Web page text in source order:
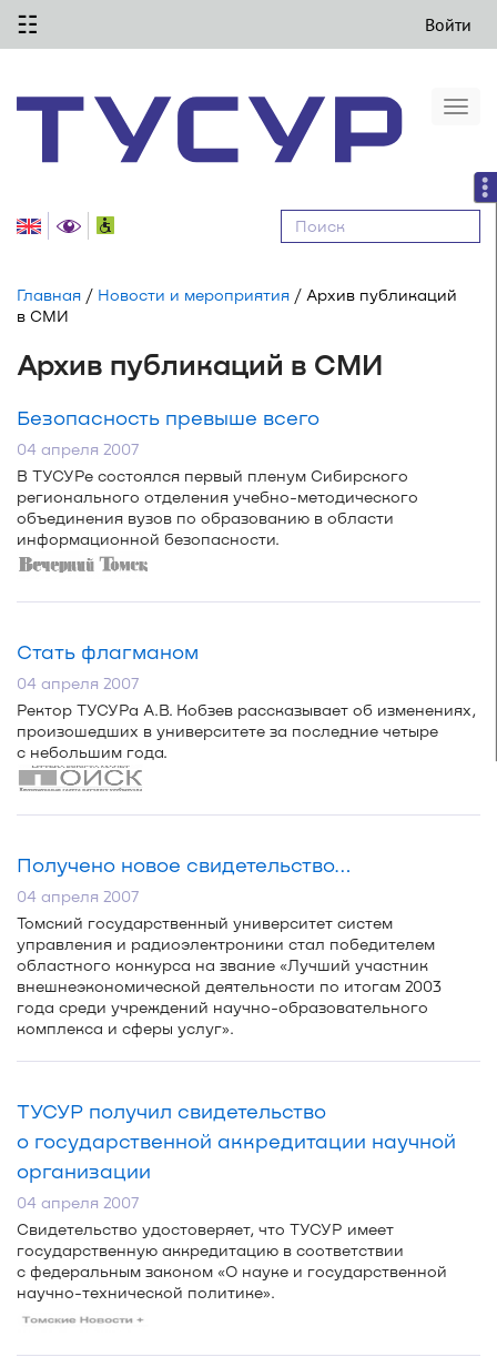
☷ Войти
Главная / Новости и мероприятия / Архив публикаций
в СМИ
Архив публикаций в СМИ
Безопасность превыше всего
04 апреля 2007
В ТУСУРе состоялся первый пленум Сибирского
регионального отделения учебно-методического
объединения вузов по образованию в области
информационной безопасности.
Стать флагманом
04 апреля 2007
Ректор ТУСУРа А.В. Кобзев рассказывает об изменениях,
произошедших в университете за последние четыре
с небольшим года.
Получено новое свидетельство…
04 апреля 2007
Томский государственный университет систем
управления и радиоэлектроники стал победителем
областного конкурса на звание «Лучший участник
внешнеэкономической деятельности по итогам 2003
года среди учреждений научно-образовательного
комплекса и сферы услуг».
ТУСУР получил свидетельство
о государственной аккредитации научной
организации
04 апреля 2007
Свидетельство удостоверяет, что ТУСУР имеет
государственную аккредитацию в соответствии
с федеральным законом «О науке и государственной
научно-технической политике».